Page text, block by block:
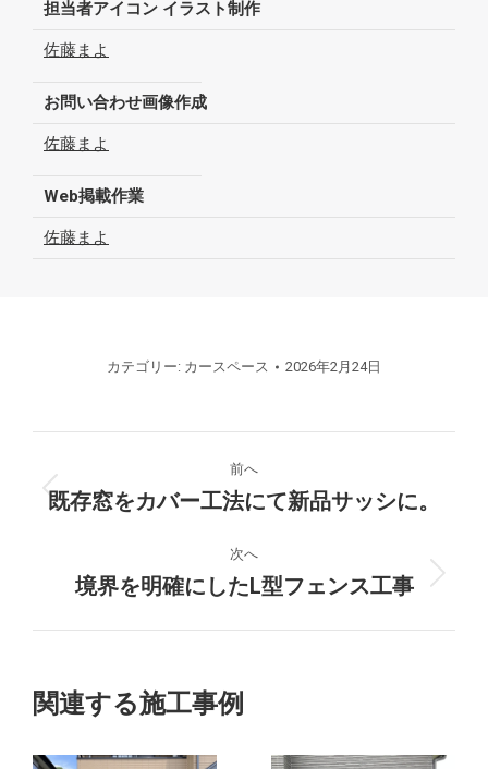
担当者アイコン イラスト制作
佐藤まよ
お問い合わせ画像作成
佐藤まよ
Web掲載作業
佐藤まよ
カテゴリー: カースペース 2026年2月24日
ロ
ク
ト
前へ
前
プ
ロ
ェ
ト:
既存窓をカバー工法にて新品サッシに。
次へ
次
ジ
ェ
境界を明確にしたL型フェンス工事
関連する施工事例